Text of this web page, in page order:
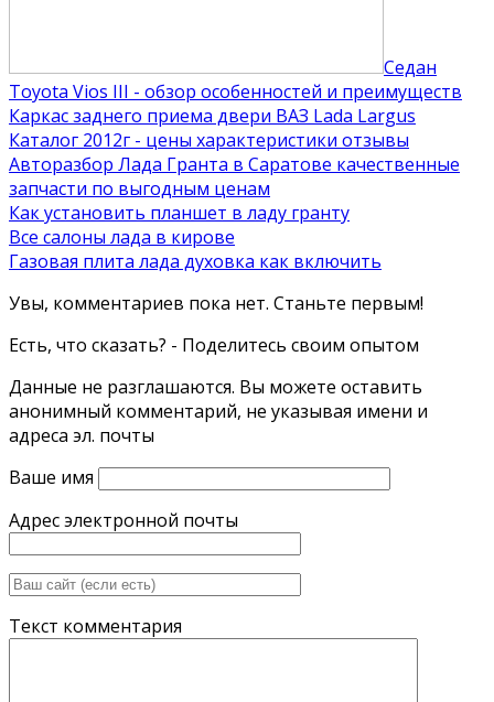
Седан
Toyota Vios III - обзор особенностей и преимуществ
Каркас заднего приема двери ВАЗ Lada Largus
Каталог 2012г - цены характеристики отзывы
Авторазбор Лада Гранта в Саратове качественные
запчасти по выгодным ценам
Как установить планшет в ладу гранту
Все салоны лада в кирове
Газовая плита лада духовка как включить
Увы, комментариев пока нет. Станьте первым!
Есть, что сказать? - Поделитесь своим опытом
Данные не разглашаются. Вы можете оставить
анонимный комментарий, не указывая имени и
адреса эл. почты
Ваше имя
Адрес электронной почты
Текст комментария